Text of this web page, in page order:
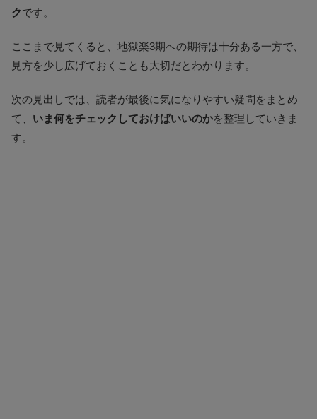
クです。
ここまで見てくると、地獄楽3期への期待は十分ある一方で、
見方を少し広げておくことも大切だとわかります。
次の見出しでは、読者が最後に気になりやすい疑問をまとめ
て、 いま何をチェックしておけばいいのかを整理していきま
す。